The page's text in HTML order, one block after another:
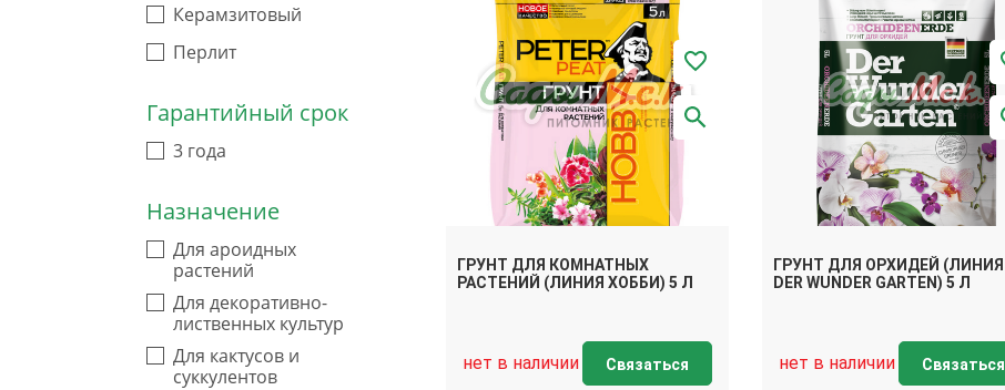
Керамзитовый
Перлит
Гарантийный срок
3 года
Назначение
Для ароидных
растений
Для декоративно-
лиственных культур
Для кактусов и
суккулентов
ГРУНТ ДЛЯ КОМНАТНЫХ
РАСТЕНИЙ (ЛИНИЯ ХОББИ) 5 Л
нет в наличии Связаться
ГРУНТ ДЛЯ ОРХИДЕЙ (ЛИНИЯ
DER WUNDER GARTEN) 5 Л
нет в наличии Связаться